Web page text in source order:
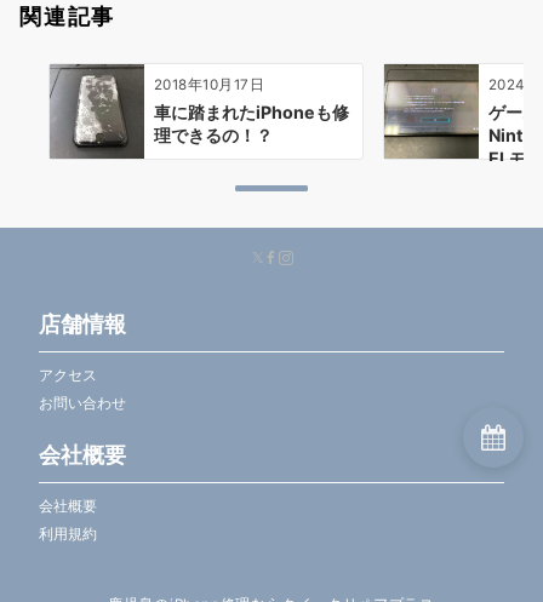
関連記事
2018年10月17日
車に踏まれたiPhoneも修
理できるの！？
2024年
ゲー
ELモ
店舗情報
アクセス
お問い合わせ
会社概要
会社概要
利用規約